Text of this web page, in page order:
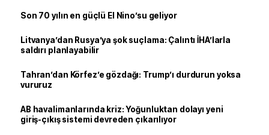
Son 70 yılın en güçlü El Nino’su geliyor
Litvanya’dan Rusya’ya şok suçlama: Çalıntı İHA’larla
saldırı planlayabilir
Tahran’dan Körfez’e gözdağı: Trump’ı durdurun yoksa
vururuz
AB havalimanlarında kriz: Yoğunluktan dolayı yeni
giriş-çıkış sistemi devreden çıkarılıyor